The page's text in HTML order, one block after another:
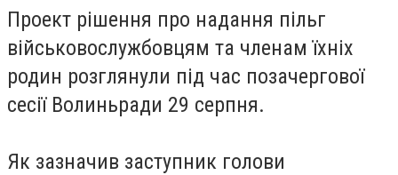
Проект рішення про надання пільг
військовослужбовцям та членам їхніх
родин розглянули під час позачергової
сесії Волиньради 29 серпня.
Як зазначив заступник голови